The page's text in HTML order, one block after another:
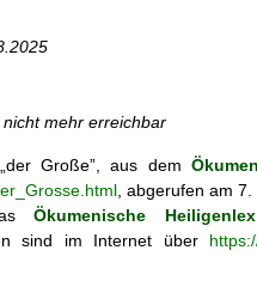
nicht mehr erreichbar
Große”, aus dem
, abgerufen am
Ökumenische
sind im Internet über